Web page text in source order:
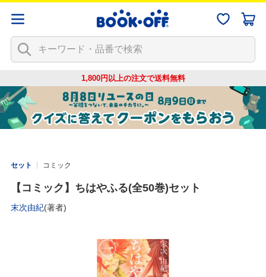
1,800円以上の注文で送料無料
セット コミック
【コミック】ちはやふる(全50巻)セット
末次由紀(著者)